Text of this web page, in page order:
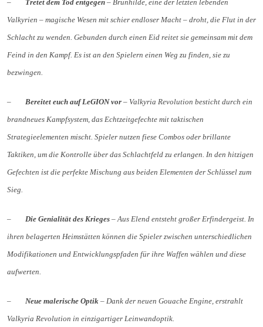
– Tretet dem Tod entgegen – Brunhilde, eine der letzten lebenden
Valkyrien – magische Wesen mit schier endloser Macht – droht, die Flut in der
Schlacht zu wenden. Gebunden durch einen Eid reitet sie gemeinsam mit dem
Feind in den Kampf. Es ist an den Spielern einen Weg zu finden, sie zu
bezwingen.
– Bereitet euch auf LeGION vor – Valkyria Revolution besticht durch ein
brandneues Kampfsystem, das Echtzeitgefechte mit taktischen
Strategieelementen mischt. Spieler nutzen fiese Combos oder brillante
Taktiken, um die Kontrolle über das Schlachtfeld zu erlangen. In den hitzigen
Gefechten ist die perfekte Mischung aus beiden Elementen der Schlüssel zum
Sieg.
– Die Genialität des Krieges – Aus Elend entsteht großer Erfindergeist. In
ihren belagerten Heimstätten können die Spieler zwischen unterschiedlichen
Modifikationen und Entwicklungspfaden für ihre Waffen wählen und diese
aufwerten.
– Neue malerische Optik – Dank der neuen Gouache Engine, erstrahlt
Valkyria Revolution in einzigartiger Leinwandoptik.